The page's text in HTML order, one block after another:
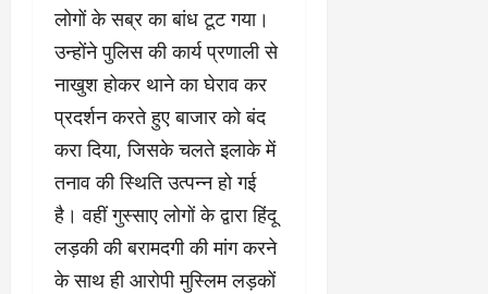
लोगों के सब्र का बांध टूट गया।
उन्होंने पुलिस की कार्य प्रणाली से
नाखुश होकर थाने का घेराव कर
प्रदर्शन करते हुए बाजार को बंद
करा दिया, जिसके चलते इलाके में
तनाव की स्थिति उत्पन्न हो गई
है। वहीं गुस्साए लोगों के द्वारा हिंदू
लड़की की बरामदगी की मांग करने
के साथ ही आरोपी मुस्लिम लड़कों